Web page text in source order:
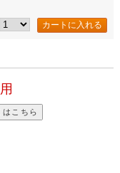
はこちら